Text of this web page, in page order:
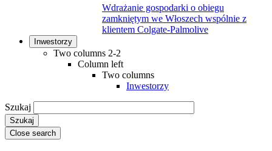
Wdrażanie gospodarki o obiegu
zamkniętym we Włoszech wspólnie z
klientem Colgate-Palmolive
Inwestorzy
Two columns 2-2
Column left
Two columns
Inwestorzy
Szukaj
Close search